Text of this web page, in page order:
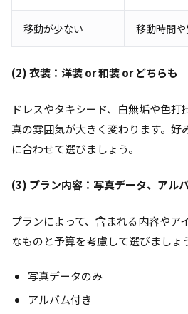
移動が少ない 移動時間
(2) 衣装：洋装 or 和装 or どちらも
ドレスやタキシード、白無垢や色打
真の雰囲気が大きく変わります。好
に合わせて選びましょう。
(3) プラン内容：写真データ、アル
プランによって、含まれる内容やア
なものと予算を考慮して選びましょ
写真データのみ
アルバム付き